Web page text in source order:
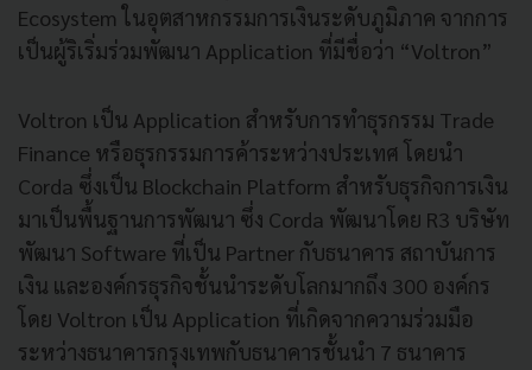
Ecosystem ในอุตสาหกรรมการเงินระดับภูมิภาค จากการ
เป็นผู้ริเริ่มร่วมพัฒนา Application ที่มีชื่อว่า “Voltron”
Voltron เป็น Application สำหรับการทำธุรกรรม Trade
Finance หรือธุรกรรมการค้าระหว่างประเทศ โดยนำ
Corda ซึ่งเป็น Blockchain Platform สำหรับธุรกิจการเงิน
มาเป็นพื้นฐานการพัฒนา ซึ่ง Corda พัฒนาโดย R3 บริษัท
พัฒนา Software ที่เป็น Partner กับธนาคาร สถาบันการ
เงิน และองค์กรธุรกิจชั้นนำระดับโลกมากถึง 300 องค์กร
โดย Voltron เป็น Application ที่เกิดจากความร่วมมือ
ระหว่างธนาคารกรุงเทพกับธนาคารชั้นนำ 7 ธนาคาร